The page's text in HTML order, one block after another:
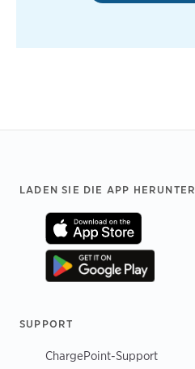
Footer
LADEN SIE DIE APP HERUNTER
SUPPORT
ChargePoint-Support